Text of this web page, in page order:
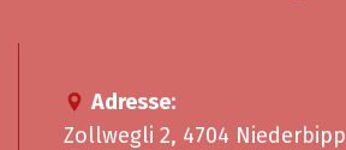
Adresse:
Zollwegli 2, 4704 Niederbipp